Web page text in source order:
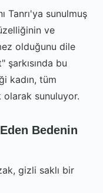
Tanrı'ya sunulmuş
ve
olduğunu dile
bu
kadın, tüm
olarak sunuluyor.
Bedenin
gizli saklı bir